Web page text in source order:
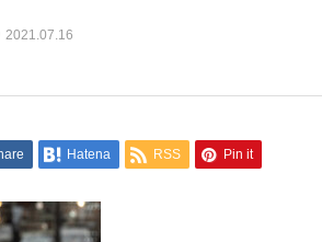
2021.07.16
Hatena RSS Pin it